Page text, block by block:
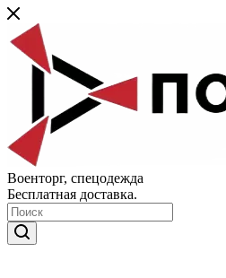
Военторг, спецодежда
Бесплатная доставка.